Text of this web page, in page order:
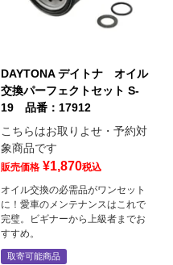
DAYTONA デイトナ オイル
交換パーフェクトセット S-
19 品番：17912
こちらはお取りよせ・予約対
象商品です
販売価格 ¥1,870税込
オイル交換の必需品がワンセット
に！愛車のメンテナンスはこれで
完璧。ビギナーから上級者までお
すすめ。
取寄可能商品